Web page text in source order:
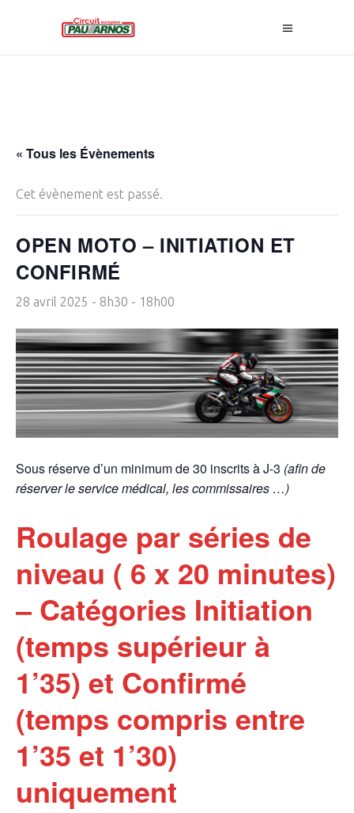
« Tous les Évènements
Cet évènement est passé.
OPEN MOTO – INITIATION ET
CONFIRMÉ
28 avril 2025 - 8h30 - 18h00
Sous réserve d’un minimum de 30 inscrits à J-3 (afin de
réserver le service médical, les commissaires …)
Roulage par séries de
niveau ( 6 x 20 minutes)
– Catégories Initiation
(temps supérieur à
1’35) et Confirmé
(temps compris entre
1’35 et 1’30)
uniquement